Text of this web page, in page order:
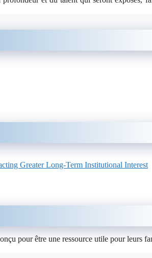
Greater Long-Term Institutional Interest
pour être une ressource utile pour leurs